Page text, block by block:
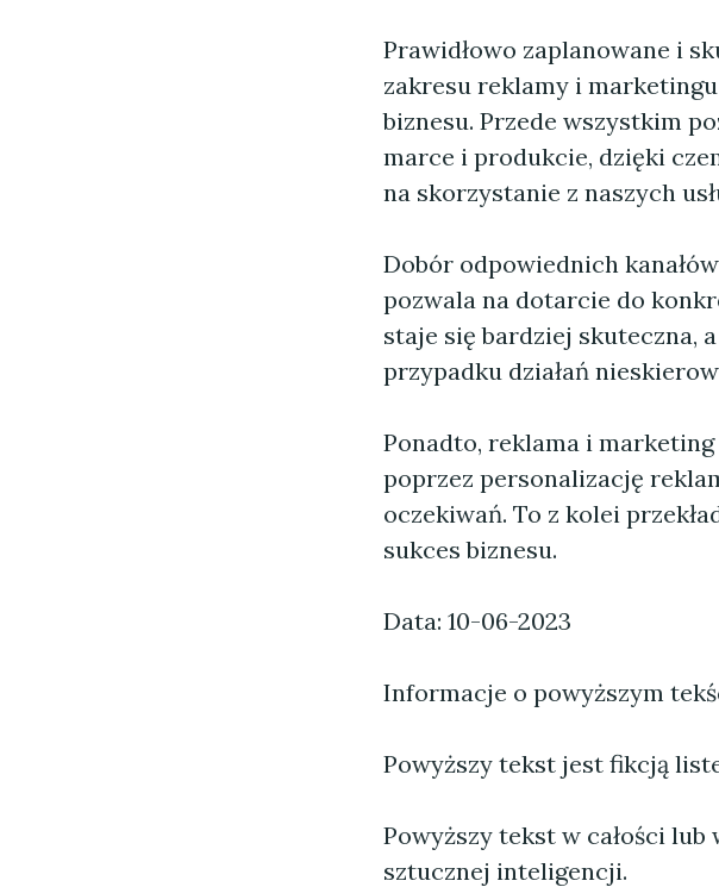
Prawidłowo zaplanowane i
zakresu reklamy i
biznesu. Przede wszystkim
marce i produkcie, dzięki
na skorzystanie z naszych
Dobór odpowiednich
pozwala na dotarcie do
staje się bardziej skuteczna,
przypadku działań
Ponadto, reklama i
poprzez personalizację
oczekiwań. To z kolei
sukces biznesu.
Data: 10-06-2023
Informacje o powyższym
Powyższy tekst jest fikcją
Powyższy tekst w całości
sztucznej inteligencji.